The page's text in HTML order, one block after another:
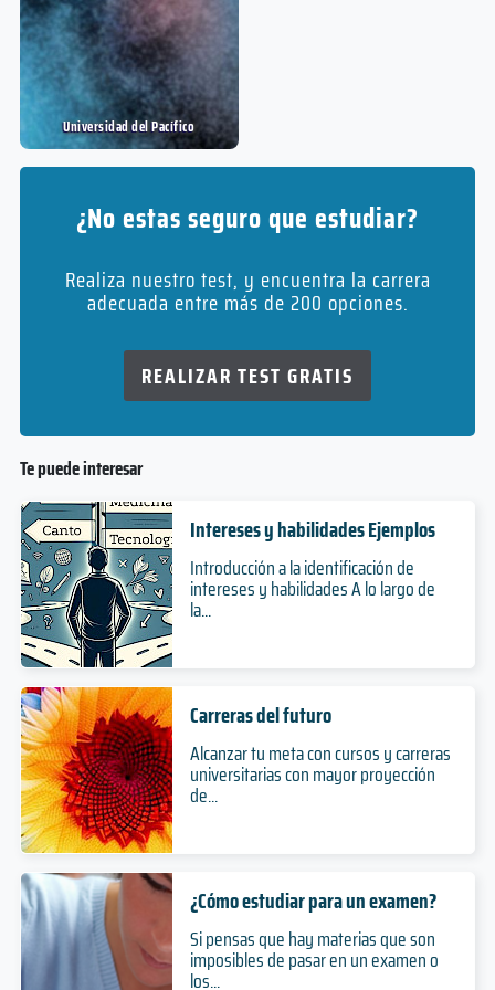
Master
Nivel
Presencial
Modalidad
5 años
Duración
Pregrado
Nivel
Presencial
Modalidad
Universidad del Pací­fico
¿No estas seguro que estudiar?
Realiza nuestro test, y encuentra la carrera
adecuada entre más de 200 opciones.
REALIZAR TEST GRATIS
Te puede interesar
Intereses y habilidades Ejemplos
Introducción a la identificación de
intereses y habilidades A lo largo de
la...
Carreras del futuro
Alcanzar tu meta con cursos y carreras
universitarias con mayor proyección
de...
¿Cómo estudiar para un examen?
Si pensas que hay materias que son
imposibles de pasar en un examen o
los...